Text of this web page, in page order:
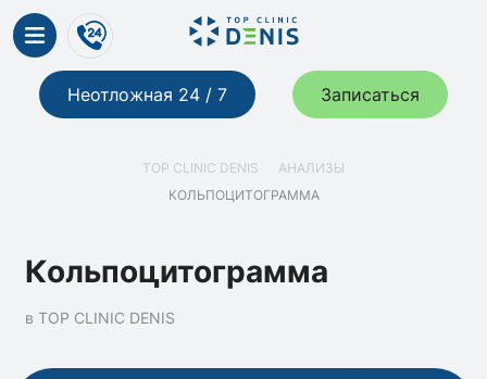
Неотложная 24 / 7 Записаться
TOP CLINIC DENIS
АНАЛИЗЫ
КОЛЬПОЦИТОГРАММА
Кольпоцитограмма
в TOP CLINIC DENIS